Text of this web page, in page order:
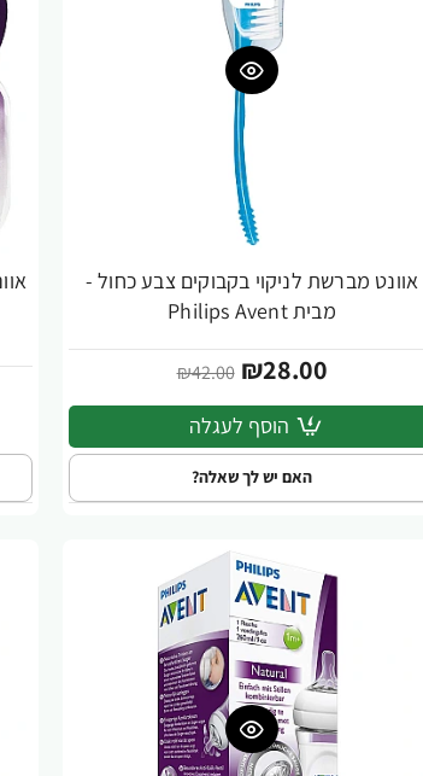
-33%
אוונט מברשת לניקוי בקבוקים צבע כחול -
מבית Philips Avent
₪28.00
₪42.00
הוסף לעגלה
האם יש לך שאלה?
-20%